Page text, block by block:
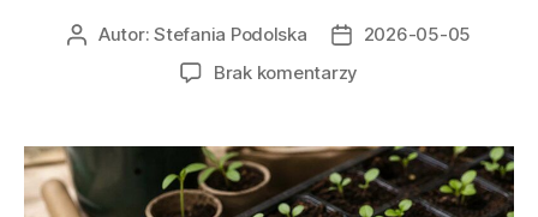
AutorAutor:Stefania Podolska
Data2026-05-05
Brak komentarzy
Przegląd
najlepszych
nasion